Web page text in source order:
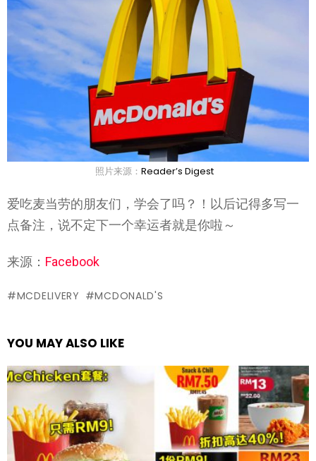
照片来源： Reader’s Digest
爱吃麦当劳的朋友们，学会了吗？！以后记得多写一
点备注，说不定下一个幸运者就是你啦～
来源： Facebook
MCDELIVERY MCDONALD'S
YOU MAY ALSO LIKE